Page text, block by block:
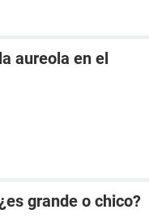
aureola en el
grande o chico?